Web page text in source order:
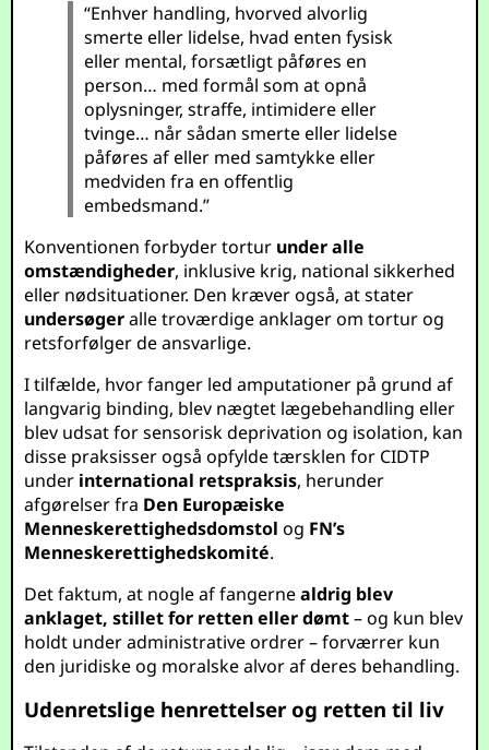
“Enhver handling, hvorved alvorlig
smerte eller lidelse, hvad enten fysisk
eller mental, forsætligt påføres en
person… med formål som at opnå
oplysninger, straffe, intimidere eller
tvinge… når sådan smerte eller lidelse
påføres af eller med samtykke eller
medviden fra en offentlig
embedsmand.”
Konventionen forbyder tortur under alle
omstændigheder, inklusive krig, national sikkerhed
eller nødsituationer. Den kræver også, at stater
undersøgeralle troværdige anklager om tortur og
retsforfølger de ansvarlige.
I tilfælde, hvor fanger led amputationer på grund af
langvarig binding, blev nægtet lægebehandling eller
blev udsat for sensorisk deprivation og isolation, kan
disse praksisser også opfylde tærsklen for CIDTP
under international retspraksis, herunder
afgørelser fra Den Europæiske
Menneskerettighedsdomstol og FN’s
Menneskerettighedskomité.
Det faktum, at nogle af fangernealdrig blev
anklaget, stillet for retten eller dømt– og kun blev
holdt under administrative ordrer – forværrer kun
den juridiske og moralske alvor af deres behandling.
Udenretslige henrettelser og retten til liv